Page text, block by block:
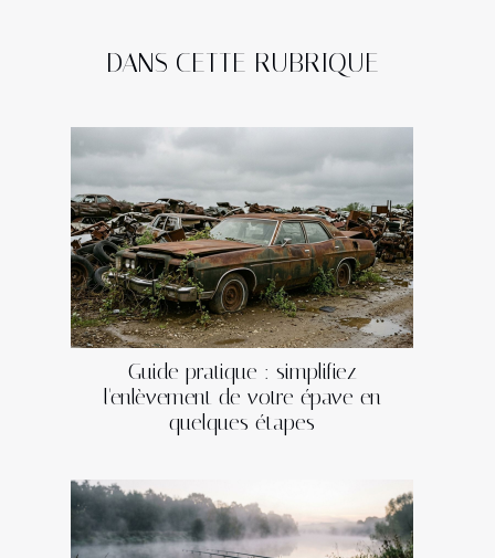
DANS CETTE RUBRIQUE
Guide pratique : simplifiez
l'enlèvement de votre épave en
quelques étapes